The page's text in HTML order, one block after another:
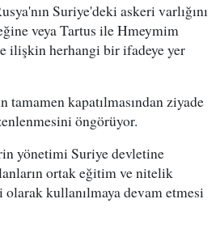
Suriye'deki askeri varlığını
veya Tartus ile Hmeymim
ilişkin herhangi bir ifadeye yer
tamamen kapatılmasından ziyade
öngörüyor.
yönetimi Suriye devletine
ortak eğitim ve nitelik
olarak kullanılmaya devam etmesi